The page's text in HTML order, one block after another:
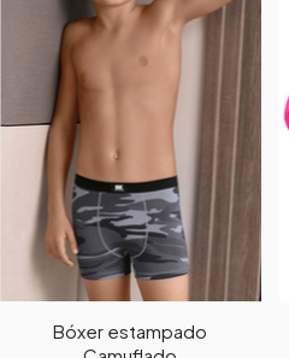
Bóxer estampado